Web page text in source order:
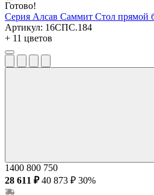
Готово!
Серия Алсав Саммит Стол прямой
Артикул: 16СПС.184
+ 11 цветов
1400 800 750
28 611 ₽ 40 873 ₽ 30%